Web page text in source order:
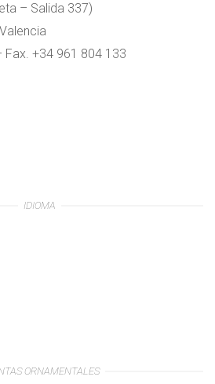
– Salida 337)
Fax. +34 961 804 133
IDIOMA
ORNAMENTALES